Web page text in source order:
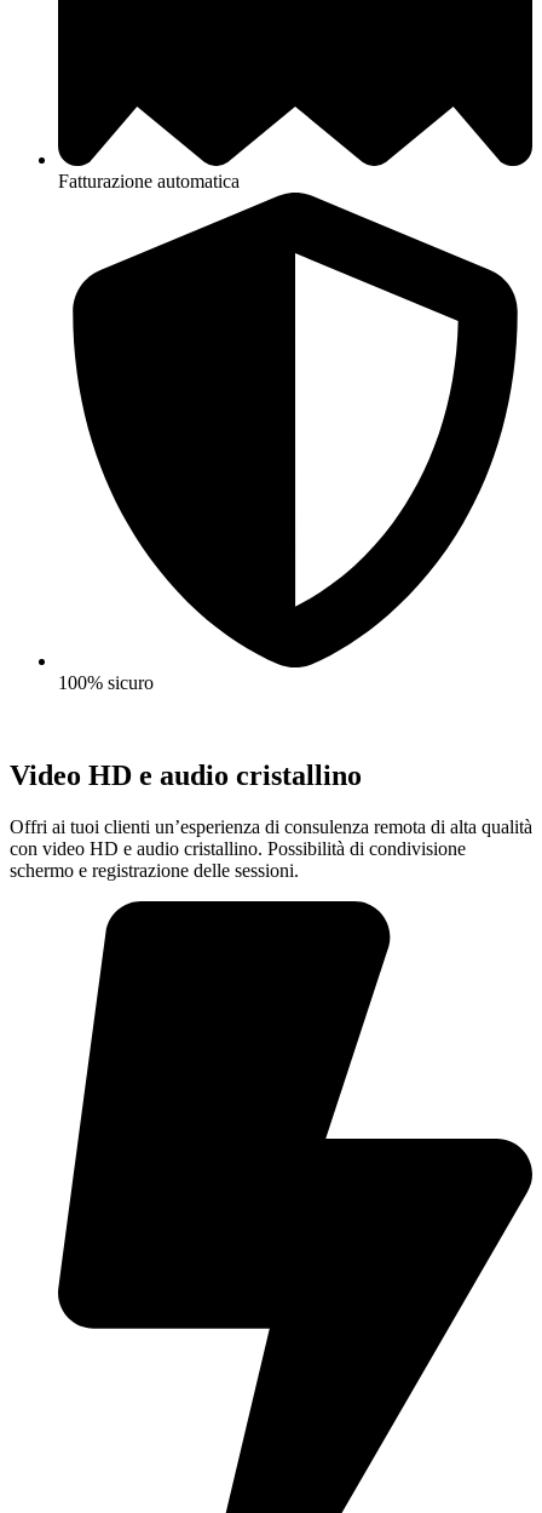
Fatturazione automatica
100% sicuro
Video HD e audio cristallino
Offri ai tuoi clienti un’esperienza di consulenza remota di alta qualità
con video HD e audio cristallino. Possibilità di condivisione
schermo e registrazione delle sessioni.